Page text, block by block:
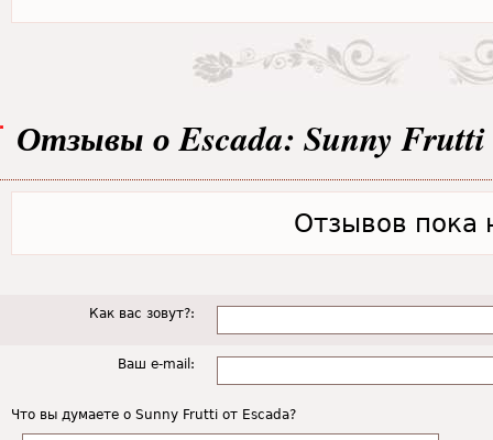
Отзывы о Escada: Sunny Frutti
Отзывов пока
Как вас зовут?:
Ваш e-mail:
Что вы думаете о Sunny Frutti от Escada?